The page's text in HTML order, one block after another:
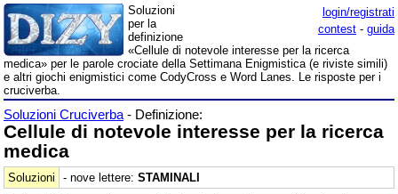
login/registrati
contest - guida
Soluzioni
per la
definizione
«Cellule di notevole interesse per la ricerca
medica» per le parole crociate della Settimana Enigmistica (e riviste simili)
e altri giochi enigmistici come CodyCross e Word Lanes. Le risposte per i
cruciverba.
Soluzioni Cruciverba - Definizione:
Cellule di notevole interesse per la ricerca
medica
Soluzioni - nove lettere: STAMINALI